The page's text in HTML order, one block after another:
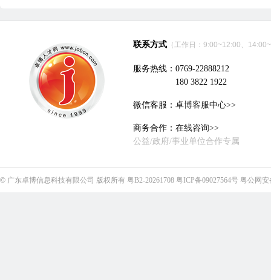
联系方式 （工作日：9:00~12:00、
服务热线：0769-22888212
180 3822 1922
微信客服： 卓博客服中心>>
商务合作： 在线咨询>>
公益/政府/事业单位合作专属
© 广东卓博信息科技有限公司 版权所有 粤B2-20261708 粤ICP备09027564号 粤公网安